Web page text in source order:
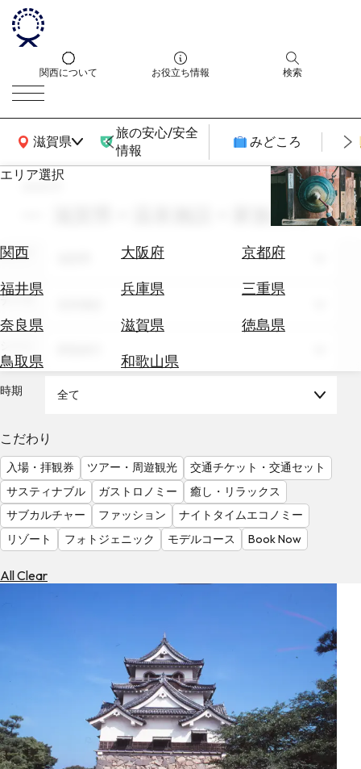
関西について お役立ち情報 検索
滋賀県
関西広域MAP
旅の安心/安全
情報
みどころ
エリア選択
関西 大阪府
京都府
福井県
兵庫県
三重県
奈良県
滋賀県
徳島県
鳥取県
和歌山県
エ
券
テ
を
調
べ
る
天
気
を
見
る
search
滋賀県 × 温泉施設 × 家族旅行
エリア
テーマ
時期 全て
こだわり
入場・拝観券 ツアー・周遊観光
交通チケット・交通セット
サスティナブル
ガストロノミー
癒し・リラックス
サブカルチャー
ファッション
ナイトタイムエコノミー
リゾート
フォトジェニック モデルコース Book Now
All Clear